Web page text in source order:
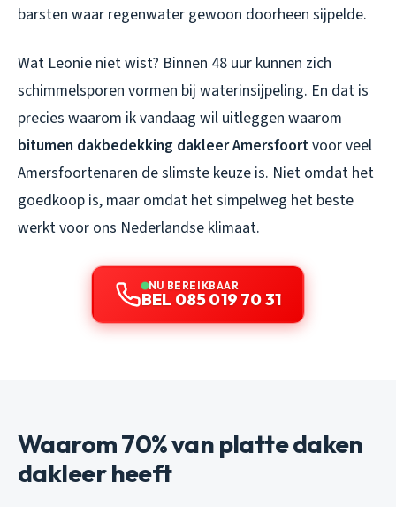
barsten waar regenwater gewoon doorheen sijpelde.
Wat Leonie niet wist? Binnen 48 uur kunnen zich
schimmelsporen vormen bij waterinsijpeling. En dat is
precies waarom ik vandaag wil uitleggen waarom
bitumen dakbedekking dakleer Amersfoortvoor veel
Amersfoortenaren de slimste keuze is. Niet omdat het
goedkoop is, maar omdat het simpelweg het beste
werkt voor ons Nederlandse klimaat.
NU BEREIKBAAR
BEL 085 019 70 31
Waarom 70% van platte daken
dakleer heeft